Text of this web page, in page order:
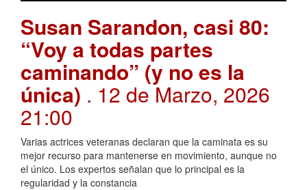
Susan Sarandon, casi 80:
“Voy a todas partes
caminando” (y no es la
única) . 12 de Marzo, 2026
21:00
Varias actrices veteranas declaran que la caminata es su
mejor recurso para mantenerse en movimiento, aunque no
el único. Los expertos señalan que lo principal es la
regularidad y la constancia